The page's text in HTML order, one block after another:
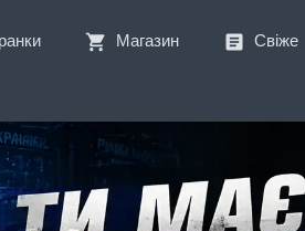
shopping_cart Магазин article Свіже